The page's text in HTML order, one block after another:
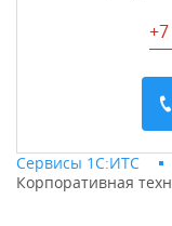
Сервисы 1С:ИТС
Корпоративная